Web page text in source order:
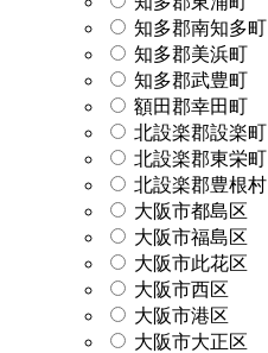
知多郡南知多町
知多郡美浜町
知多郡武豊町
額田郡幸田町
北設楽郡設楽町
北設楽郡東栄町
北設楽郡豊根村
大阪市都島区
大阪市福島区
大阪市此花区
大阪市西区
大阪市港区
大阪市大正区